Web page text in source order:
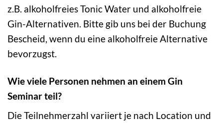
z.B. alkoholfreies Tonic Water und alkoholfreie
Gin-Alternativen. Bitte gib uns bei der Buchung
Bescheid, wenn du eine alkoholfreie Alternative
bevorzugst.
Wie viele Personen nehmen an einem Gin
Seminar teil?
Die Teilnehmerzahl variiert je nach Location und